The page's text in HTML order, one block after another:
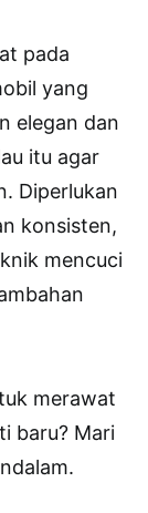
pada
yang
elegan dan
itu agar
Diperlukan
konsisten,
mencuci
merawat
baru? Mari